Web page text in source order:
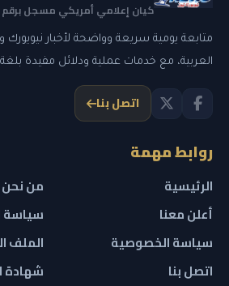
كيان إعلامي أمريكي مسجل برقم 0451351808
متابعة يومية سريعة وواضحة لأخبار نيويورك
العربية، مع خدمات عملية ودلائل مفيدة
اتصل بنا
روابط مهمة
الرئيسية
من نحن
أعلن معنا
سياسة
سياسة الخصوصية
الملف
اتصل بنا
شهادة